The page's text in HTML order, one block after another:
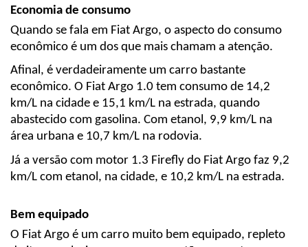
Economia de consumo
Quando se fala em Fiat Argo, o aspecto do consumo
econômico é um dos que mais chamam a atenção.
Afinal, é verdadeiramente um carro bastante
econômico. O Fiat Argo 1.0 tem consumo de 14,2
km/L na cidade e 15,1 km/L na estrada, quando
abastecido com gasolina. Com etanol, 9,9 km/L na
área urbana e 10,7 km/L na rodovia.
Já a versão com motor 1.3 Firefly do Fiat Argo faz 9,2
km/L com etanol, na cidade, e 10,2 km/L na estrada.
Bem equipado
O Fiat Argo é um carro muito bem equipado, repleto